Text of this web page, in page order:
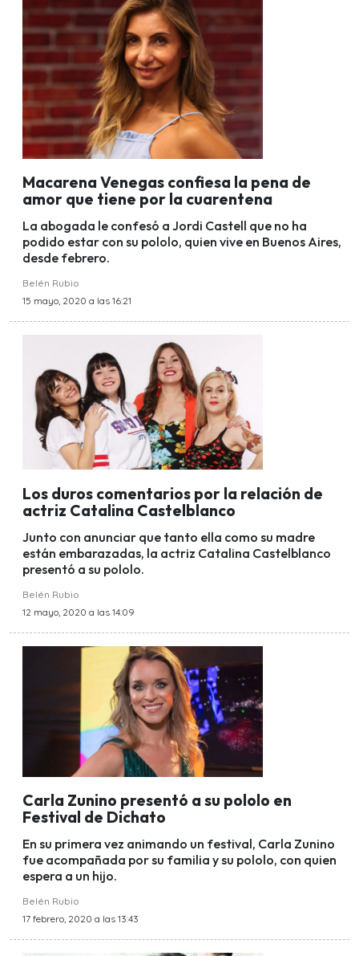
Macarena Venegas confiesa la pena de
amor que tiene por la cuarentena
La abogada le confesó a Jordi Castell que no ha
podido estar con su pololo, quien vive en Buenos Aires,
desde febrero.
Belén Rubio
15 mayo, 2020 a las 16:21
Los duros comentarios por la relación de
actriz Catalina Castelblanco
Junto con anunciar que tanto ella como su madre
están embarazadas, la actriz Catalina Castelblanco
presentó a su pololo.
Belén Rubio
12 mayo, 2020 a las 14:09
Carla Zunino presentó a su pololo en
Festival de Dichato
En su primera vez animando un festival, Carla Zunino
fue acompañada por su familia y su pololo, con quien
espera a un hijo.
Belén Rubio
17 febrero, 2020 a las 13:43